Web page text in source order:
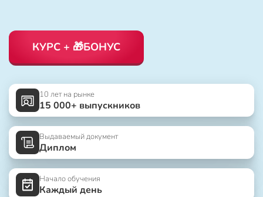
КУРС + 🎁БОНУС
10 лет на рынке
15 000+ выпускников
Выдаваемый документ
Диплом
Начало обучения
Каждый день